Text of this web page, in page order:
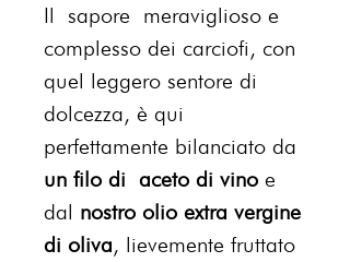
Il sapore meraviglioso e
complesso dei carciofi, con
quel leggero sentore di
dolcezza, è qui
perfettamente bilanciato da
un filo di aceto di vino e
dal nostro olio extra vergine
di oliva, lievemente fruttato